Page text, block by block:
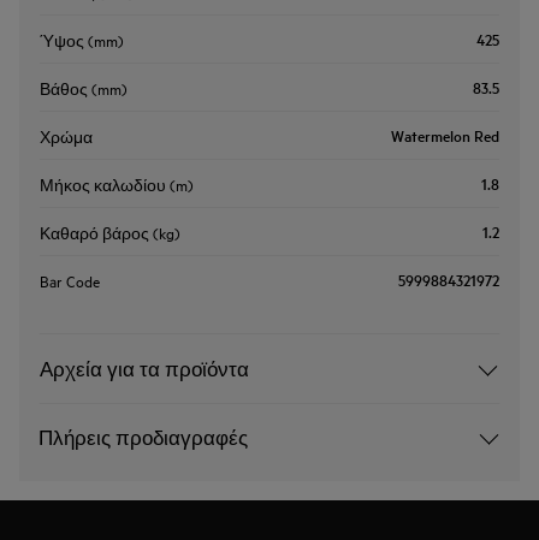
Ύψος (mm) 425
Βάθος (mm) 83.5
Χρώμα Watermelon Red
Μήκος καλωδίου (m) 1.8
Καθαρό βάρος (kg) 1.2
Bar Code 5999884321972
Αρχεία για τα προϊόντα
Πλήρεις προδιαγραφές